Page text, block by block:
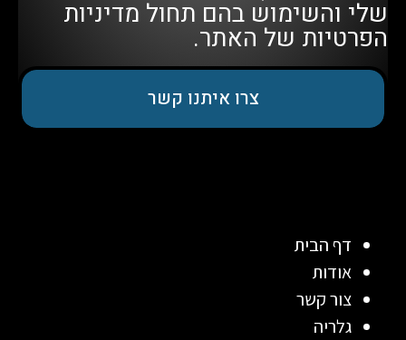
שלי והשימוש בהם תחול מדיניות
הפרטיות של האתר.
צרו איתנו קשר
דף הבית
אודות
צור קשר
גלריה